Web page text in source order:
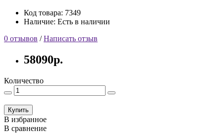
Код товара: 7349
Наличие: Есть в наличии
0 отзывов /Написать отзыв
58090р.
Количество
Купить
В избранное
В сравнение